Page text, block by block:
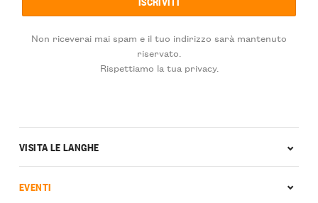
Non riceverai mai spam e il tuo indirizzo sarà mantenuto
riservato.
Rispettiamo la tua privacy.
VISITA LE LANGHE
EVENTI